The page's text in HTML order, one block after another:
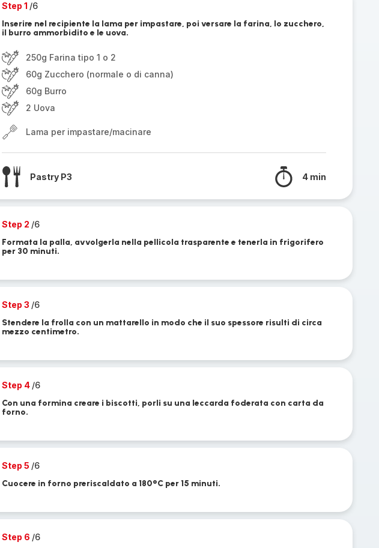
Step 1 /6
Inserire nel recipiente la lama per impastare, poi versare la farina, lo zucchero,
il burro ammorbidito e le uova.
250g Farina tipo 1 o 2
60g Zucchero (normale o di canna)
60g Burro
2 Uova
Lama per impastare/macinare
Pastry P3 4 min
Step 2 /6
Formata la palla, avvolgerla nella pellicola trasparente e tenerla in frigorifero
per 30 minuti.
Step 3 /6
Stendere la frolla con un mattarello in modo che il suo spessore risulti di circa
mezzo centimetro.
Step 4 /6
Con una formina creare i biscotti, porli su una leccarda foderata con carta da
forno.
Step 5 /6
Cuocere in forno preriscaldato a 180°C per 15 minuti.
Step 6 /6